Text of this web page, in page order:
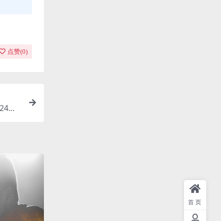
点赞(0)
首页